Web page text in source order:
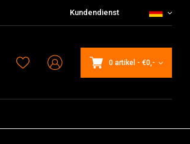
Kundendienst
0 artikel - €0,-